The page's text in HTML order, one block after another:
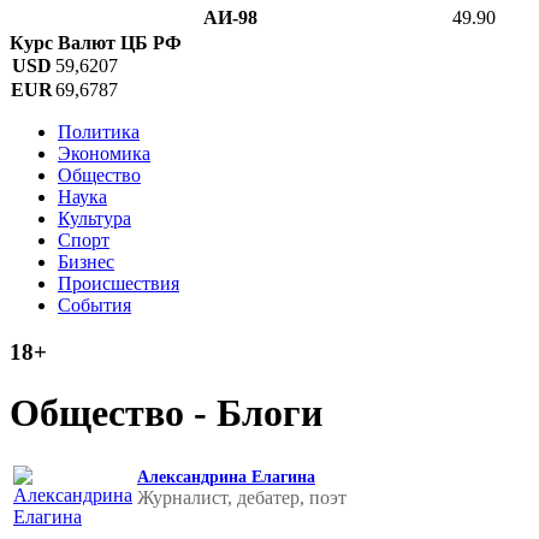
АИ-98
49.90
Курс Валют ЦБ РФ
USD 59,6207
EUR69,6787
Политика
Экономика
Общество
Наука
Культура
Спорт
Бизнес
Происшествия
События
18+
Общество - Блоги
Александрина Елагина
Журналист, дебатер, поэт